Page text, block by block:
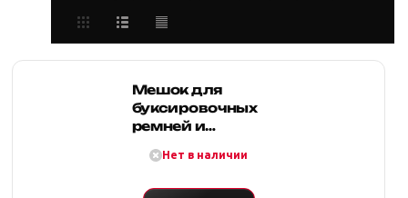
Мешок для
буксировочных
ремней и
строп 420х500
Нет в наличии